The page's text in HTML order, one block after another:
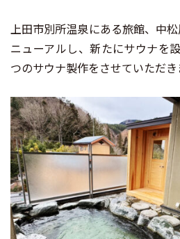
上田市別所温泉にある旅館、中
ニューアルし、新たにサウナを
つのサウナ製作をさせていただき